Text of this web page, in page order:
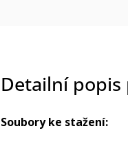
Detailní
Soubory ke stažení: